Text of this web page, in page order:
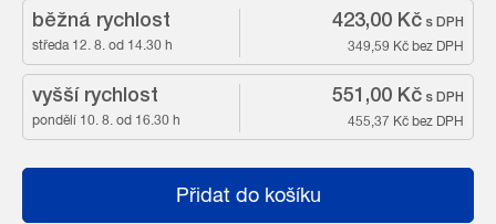
běžná rychlost
středa 12. 8. od 14.30 h
423,00 Kčs DPH
349,59 Kčbez DPH
vyšší rychlost
pondělí 10. 8. od 16.30 h
551,00 Kčs DPH
455,37 Kčbez DPH
Přidat do košíku